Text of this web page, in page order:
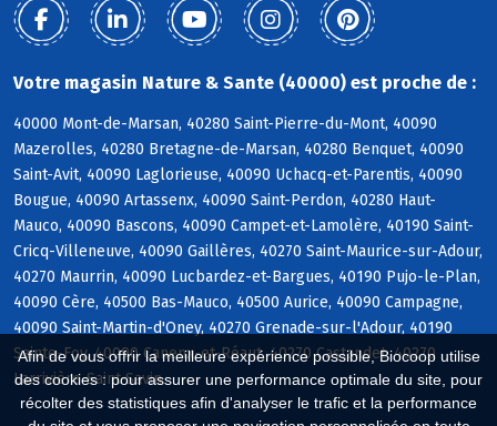
Afin de vous offrir la meilleure expérience possible, Biocoop utilise
des cookies : pour assurer une performance optimale du site, pour
récolter des statistiques afin d'analyser le trafic et la performance
Votre magasin Nature & Sante (40000) est proche de :
40000 Mont-de-Marsan, 40280 Saint-Pierre-du-Mont, 40090
Mazerolles, 40280 Bretagne-de-Marsan, 40280 Benquet, 40090
Saint-Avit, 40090 Laglorieuse, 40090 Uchacq-et-Parentis, 40090
Bougue, 40090 Artassenx, 40090 Saint-Perdon, 40280 Haut-
Mauco, 40090 Bascons, 40090 Campet-et-Lamolère, 40190 Saint-
Cricq-Villeneuve, 40090 Gaillères, 40270 Saint-Maurice-sur-Adour,
40270 Maurrin, 40090 Lucbardez-et-Bargues, 40190 Pujo-le-Plan,
40090 Cère, 40500 Bas-Mauco, 40500 Aurice, 40090 Campagne,
40090 Saint-Martin-d'Oney, 40270 Grenade-sur-l'Adour, 40190
Sainte-Foy, 40090 Canenx-et-Réaut, 40270 Castandet, 40270
Larrivière-Saint-Savin